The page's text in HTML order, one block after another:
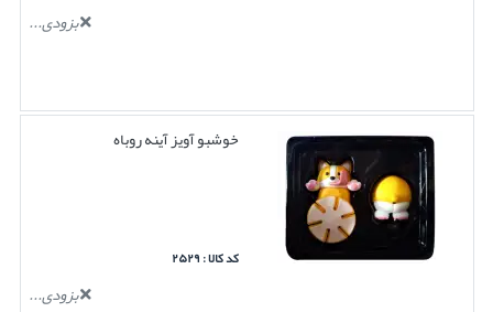
بزودی...
خوشبو آویز آینه روباه
کد کالا : ۲۵۲۹
بزودی...